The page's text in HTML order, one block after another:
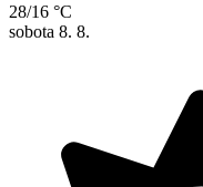
28/16 °C
sobota 8. 8.